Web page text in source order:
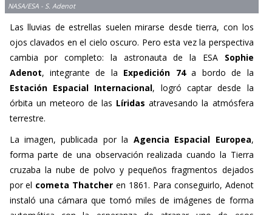
NASA/ESA - S. Adenot
Las lluvias de estrellas suelen mirarse desde tierra, con los
ojos clavados en el cielo oscuro. Pero esta vez la perspectiva
cambia por completo: la astronauta de la ESA Sophie
Adenot, integrante de la Expedición 74a bordo de la
Estación Espacial Internacional, logró captar desde la
órbita un meteoro de las Líridas atravesando la atmósfera
terrestre.
La imagen, publicada por la Agencia Espacial Europea,
forma parte de una observación realizada cuando la Tierra
cruzaba la nube de polvo y pequeños fragmentos dejados
por el cometa Thatcher en 1861. Para conseguirlo, Adenot
instaló una cámara que tomó miles de imágenes de forma